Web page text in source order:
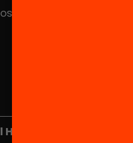
Social